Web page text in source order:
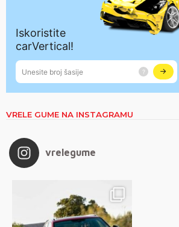
VRELE GUME NA INSTAGRAMU
vrelegume